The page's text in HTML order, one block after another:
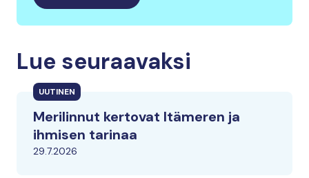
Lue seuraavaksi
UUTINEN
Merilinnut kertovat Itämeren ja
ihmisen tarinaa
29.7.2026